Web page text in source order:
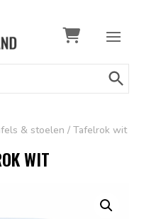
Zoekknop
& stoelen / Tafelrok wit
WIT